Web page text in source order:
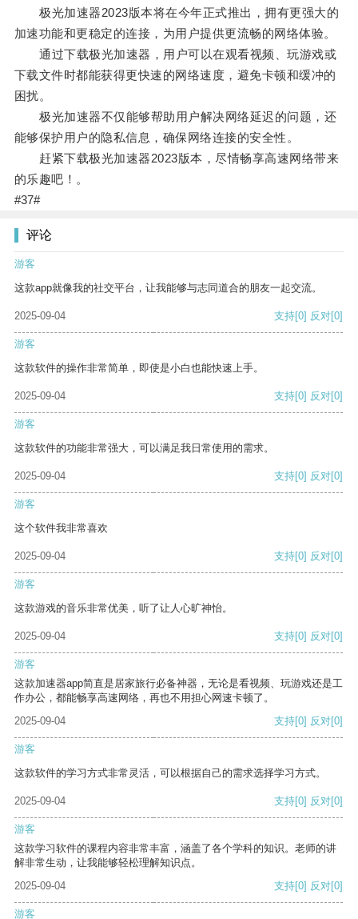
极光加速器2023版本将在今年正式推出，拥有更强大的
加速功能和更稳定的连接，为用户提供更流畅的网络体验。
通过下载极光加速器，用户可以在观看视频、玩游戏或
下载文件时都能获得更快速的网络速度，避免卡顿和缓冲的
困扰。
极光加速器不仅能够帮助用户解决网络延迟的问题，还
能够保护用户的隐私信息，确保网络连接的安全性。
赶紧下载极光加速器2023版本，尽情畅享高速网络带来
的乐趣吧！。
#37#
评论
游客
这款app就像我的社交平台，让我能够与志同道合的朋友一起交流。
2025-09-04 支持[0] 反对[0]
游客
这款软件的操作非常简单，即使是小白也能快速上手。
2025-09-04 支持[0] 反对[0]
游客
这款软件的功能非常强大，可以满足我日常使用的需求。
2025-09-04 支持[0] 反对[0]
游客
这个软件我非常喜欢
2025-09-04 支持[0] 反对[0]
游客
这款游戏的音乐非常优美，听了让人心旷神怡。
2025-09-04 支持[0] 反对[0]
游客
这款加速器app简直是居家旅行必备神器，无论是看视频、玩游戏还是工
作办公，都能畅享高速网络，再也不用担心网速卡顿了。
2025-09-04
支持[0] 反对[0]
游客
这款软件的学习方式非常灵活，可以根据自己的需求选择学习方式。
2025-09-04 支持[0] 反对[0]
游客
这款学习软件的课程内容非常丰富，涵盖了各个学科的知识。老师的讲
解非常生动，让我能够轻松理解知识点。
2025-09-04
支持[0] 反对[0]
游客